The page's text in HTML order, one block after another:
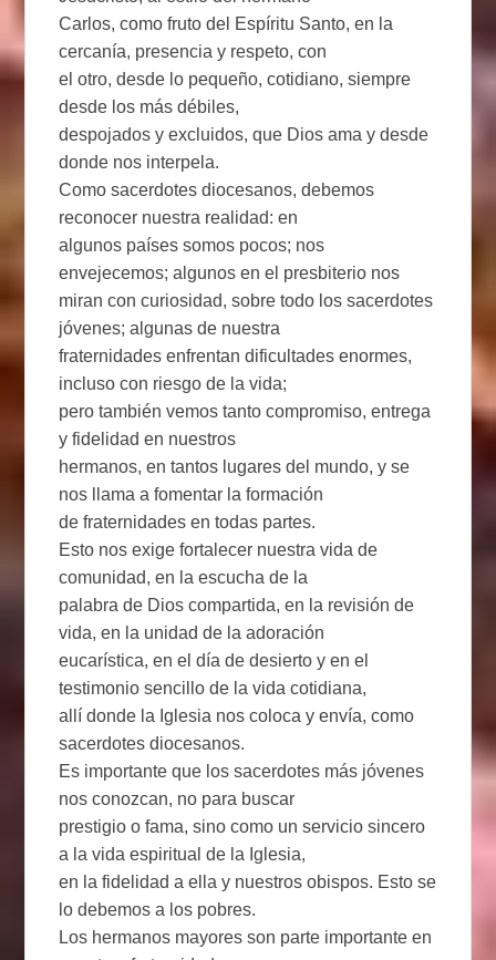
Carlos, como fruto del Espíritu Santo, en la
cercanía, presencia y respeto, con
el otro, desde lo pequeño, cotidiano, siempre
desde los más débiles,
despojados y excluidos, que Dios ama y desde
donde nos interpela.
Como sacerdotes diocesanos, debemos
reconocer nuestra realidad: en
algunos países somos pocos; nos
envejecemos; algunos en el presbiterio nos
miran con curiosidad, sobre todo los sacerdotes
jóvenes; algunas de nuestra
fraternidades enfrentan dificultades enormes,
incluso con riesgo de la vida;
pero también vemos tanto compromiso, entrega
y fidelidad en nuestros
hermanos, en tantos lugares del mundo, y se
nos llama a fomentar la formación
de fraternidades en todas partes.
Esto nos exige fortalecer nuestra vida de
comunidad, en la escucha de la
palabra de Dios compartida, en la revisión de
vida, en la unidad de la adoración
eucarística, en el día de desierto y en el
testimonio sencillo de la vida cotidiana,
allí donde la Iglesia nos coloca y envía, como
sacerdotes diocesanos.
Es importante que los sacerdotes más jóvenes
nos conozcan, no para buscar
prestigio o fama, sino como un servicio sincero
a la vida espiritual de la Iglesia,
en la fidelidad a ella y nuestros obispos. Esto se
lo debemos a los pobres.
Los hermanos mayores son parte importante en